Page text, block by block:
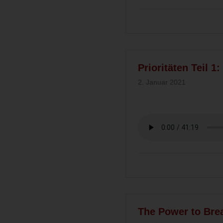
Prioritäten Teil
2. Januar 2021
The Power to